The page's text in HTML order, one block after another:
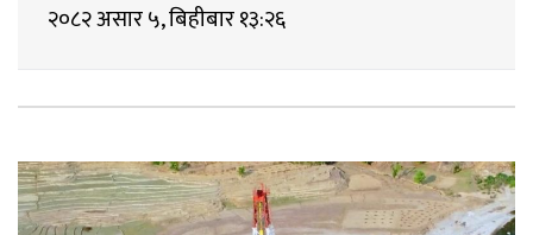
२०८२ असार ५, बिहीबार १३:२६